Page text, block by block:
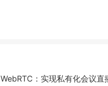
WebRTC：实现私有化会议直